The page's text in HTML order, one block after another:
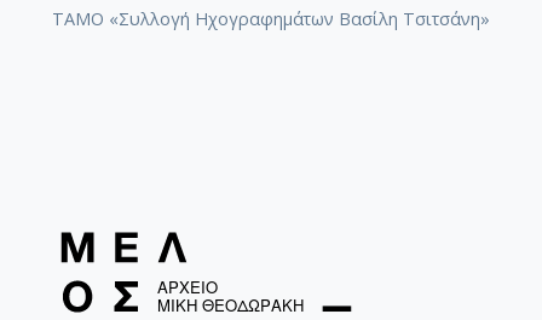
ΤΑΜΟ «Συλλογή Ηχογραφημάτων Βασίλη Τσιτσάνη»